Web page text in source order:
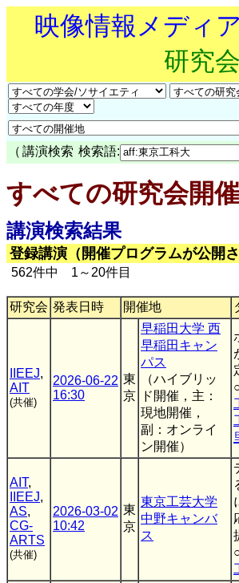
映像情報メディ
研究
（ 講演検索 検索語:
すべての研究会開
講演検索結果
登録講演（開催プログラムが公開
562件中 1～20件目
研究会 発表日時 開催地
IIEEJ,
AIT
(共催)
2026-06-22
16:30
東
京
早稲田大学 西
早稲田キャン
パス
（ハイブリッ
ド開催，主：
現地開催，
副：オンライ
ン開催）
AIT,
IIEEJ,
AS,
CG-
ARTS
(共催)
2026-03-02
10:42
東
京
東京工芸大学
中野キャンバ
ス